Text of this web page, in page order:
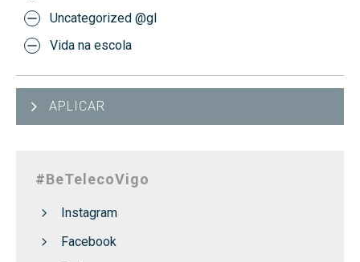
Uncategorized @gl
Vida na escola
APLICAR
#BeTelecoVigo
Instagram
Facebook